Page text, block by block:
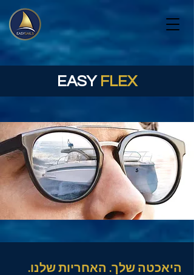
EASY FLEX
היאכטה שלך. האחריות שלנו.